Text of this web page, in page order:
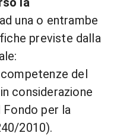
una o entrambe
previste dalla
del
considerazione
Fondo per la
2010).